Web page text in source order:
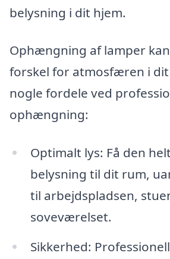
belysning i dit hjem.
Ophængning af lamper
forskel for atmosfæren i
nogle fordele ved
ophængning:
Optimalt lys: Få den
belysning til dit rum,
til arbejdspladsen,
soveværelset.
Sikkerhed: